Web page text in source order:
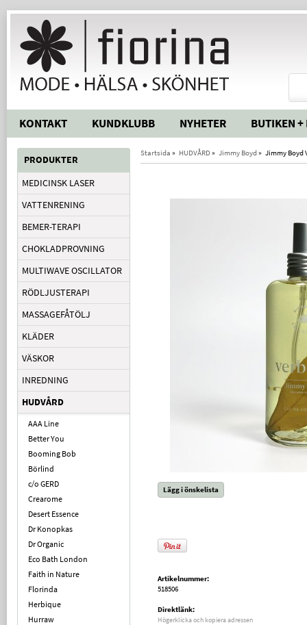
KONTAKT KUNDKLUBB NYHETER BUTIKEN +
PRODUKTER
MEDICINSK LASER
VATTENRENING
BEMER-TERAPI
CHOKLADPROVNING
MULTIWAVE OSCILLATOR
RÖDLJUSTERAPI
MASSAGEFÅTÖLJ
KLÄDER
VÄSKOR
INREDNING
HUDVÅRD
AAA Line
Better You
Booming Bob
Börlind
c/o GERD
Crearome
Desert Essence
Dr Konopkas
Dr Organic
Eco Bath London
Faith in Nature
Florinda
Herbique
Hurraw
Startsida » HUDVÅRD» Jimmy Boyd» Jimmy Boyd
Lägg i önskelista
Artikelnummer:
518506
Direktlänk:
Högerklicka och kopiera adressen